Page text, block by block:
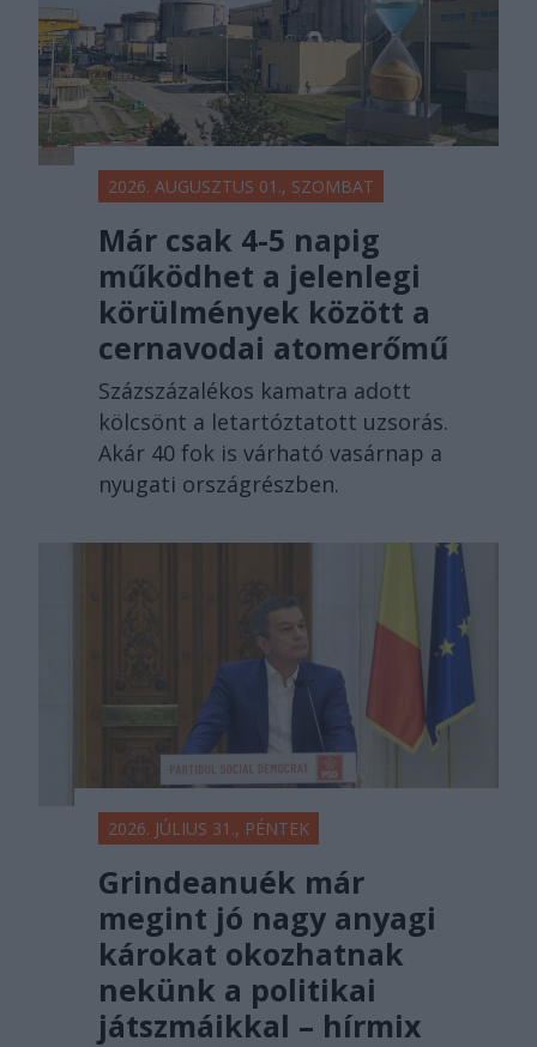
2026. AUGUSZTUS 01., SZOMBAT
Már csak 4-5 napig
működhet a jelenlegi
körülmények között a
cernavodai atomerőmű
Százszázalékos kamatra adott
kölcsönt a letartóztatott uzsorás.
Akár 40 fok is várható vasárnap a
nyugati országrészben.
2026. JÚLIUS 31., PÉNTEK
Grindeanuék már
megint jó nagy anyagi
károkat okozhatnak
nekünk a politikai
játszmáikkal – hírmix